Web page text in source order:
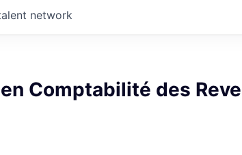
network
Comptabilité des